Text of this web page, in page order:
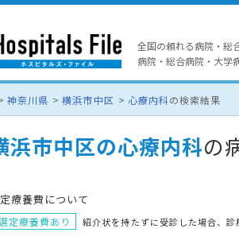
全国の頼れる病院・総
病院・総合病院・大学
神奈川県 横浜市中区 心療内科の検索結果
浜市中区の心療内科の
療養費について
定療養費あり 紹介状を持たずに受診した場合、